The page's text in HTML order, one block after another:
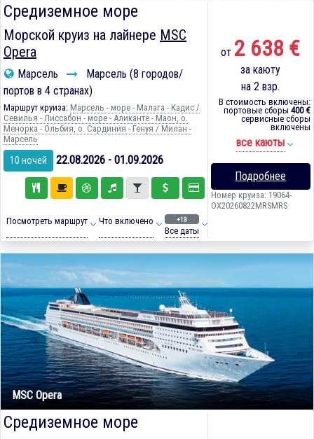
Средиземное море
Морской круиз на лайнере MSC
Opera
Марсель
Марсель (8 городов/
портов в 4 странах)
Маршрут круиза: Марсель - море - Малага - Кадиc /
Севилья - Лиссабон - море - Аликанте - Маон, о.
Менорка - Ольбия, о. Сардиния - Генуя / Милан -
Марсель
10 ночей 22.08.2026 - 01.09.2026
Посмотреть маршрут Что включено +13
Все даты
от 2 638 €
за каюту
на 2 взр.
В стоимость включены:
портовые сборы 400 €
сервисные сборы
включены
все каюты
Подробнее
Номер круиза: 19064-
OX20260822MRSMRS
MSC Opera
Средиземное море